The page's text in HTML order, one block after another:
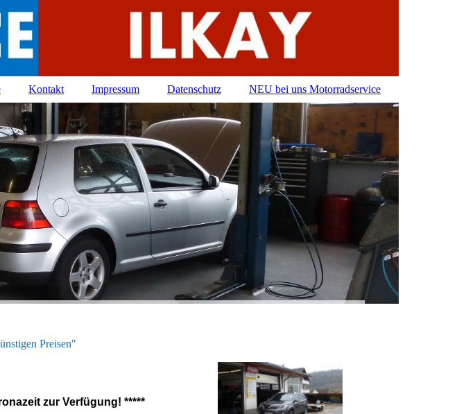
Kontakt Impressum Datenschutz NEU bei uns Motorradservice
Preisen"
zur Verfügung! *****